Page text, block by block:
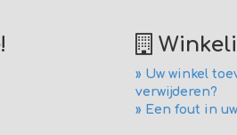
» Uw winkel
verwijderen?
» Een fout in